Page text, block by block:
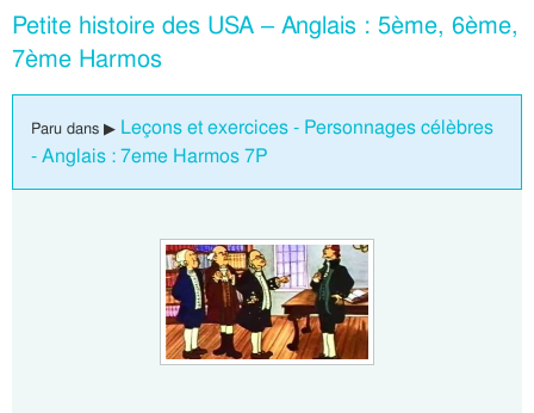
Petite histoire des USA – Anglais : 5ème, 6ème,
7ème Harmos
Paru dans ▶ Leçons et exercices - Personnages célèbres
- Anglais : 7eme Harmos 7P